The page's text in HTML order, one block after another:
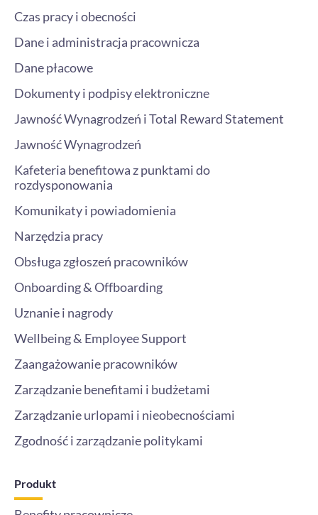
Czas pracy i obecności
Dane i administracja pracownicza
Dane płacowe
Dokumenty i podpisy elektroniczne
Jawność Wynagrodzeń i Total Reward Statement
Jawność Wynagrodzeń
Kafeteria benefitowa z punktami do
rozdysponowania
Komunikaty i powiadomienia
Narzędzia pracy
Obsługa zgłoszeń pracowników
Onboarding & Offboarding
Uznanie i nagrody
Wellbeing & Employee Support
Zaangażowanie pracowników
Zarządzanie benefitami i budżetami
Zarządzanie urlopami i nieobecnościami
Zgodność i zarządzanie politykami
Produkt